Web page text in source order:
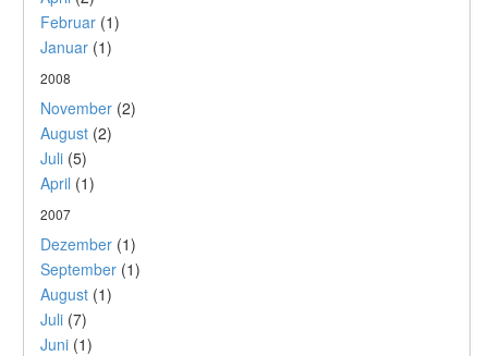
Februar (1)
Januar (1)
2008
November (2)
August (2)
Juli (5)
April (1)
2007
Dezember (1)
September (1)
August (1)
Juli (7)
Juni (1)